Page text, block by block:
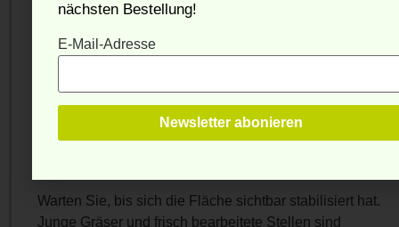
Muss die Fläche gewässert werden?
Ja, eine gleichmäßige Feuchtigkeit unterstützt die
Saat oder Oberfläche nicht weggespült wird.
Wann darf der Rasen wieder belastet
Warten Sie, bis sich die Fläche sichtbar stabilisiert hat.
Junge Gräser und frisch bearbeitete Stellen sind
nächsten Bestellung!
E-Mail-Adresse